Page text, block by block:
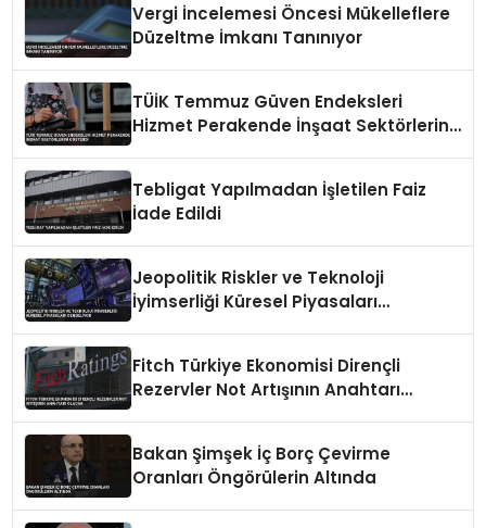
Vergi İncelemesi Öncesi Mükelleflere
Düzeltme İmkanı Tanınıyor
TÜİK Temmuz Güven Endeksleri
Hizmet Perakende İnşaat Sektörlerini
Tebligat Yapılmadan İşletilen Faiz
İade Edildi
Jeopolitik Riskler ve Teknoloji
İyimserliği Küresel Piyasaları
Fitch Türkiye Ekonomisi Dirençli
Rezervler Not Artışının Anahtarı
Bakan Şimşek İç Borç Çevirme
Oranları Öngörülerin Altında